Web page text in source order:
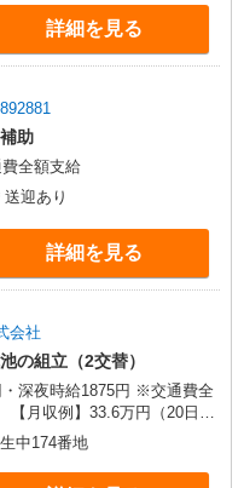
詳細を見る
助
全額支給
迎あり
詳細を見る
会社
の組立（2交替）
深夜時給1875円 ※交通費全
【月収例】33.6万円（20日勤
）
中174番地